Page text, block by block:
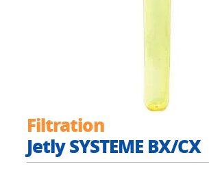
Filtration
Jetly SYSTEME BX/CX